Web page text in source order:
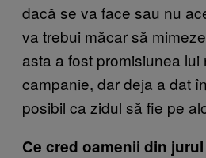
dacă se va face sau nu
va trebui măcar să
asta a fost promisiunea lui
campanie, dar deja a dat
posibil ca zidul să fie pe
Ce cred oamenii din